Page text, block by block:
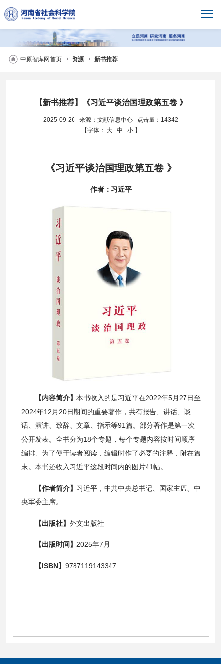
中原智库网首页 资源 新书推荐
【新书推荐】《习近平谈治国理政第五卷 》
2025-09-26 来源：文献信息中心
点击量：14342
【字体：
大 中 小 】
《习近平谈治国理政第五卷 》
作者：习近平
【内容简介】 本书收入的是习近平在2022年5月27日至
2024年12月20日期间的重要著作，共有报告、讲话、谈
话、演讲、致辞、文章、指示等91篇。部分著作是第一次
公开发表。全书分为18个专题，每个专题内容按时间顺序
编排。为了便于读者阅读，编辑时作了必要的注释，附在篇
末。本书还收入习近平这段时间内的图片41幅。
【作者简介】 习近平，中共中央总书记、国家主席、中
央军委主席。
【出版社】 外文出版社
【出版时间】 2025年7月
【ISBN】 9787119143347